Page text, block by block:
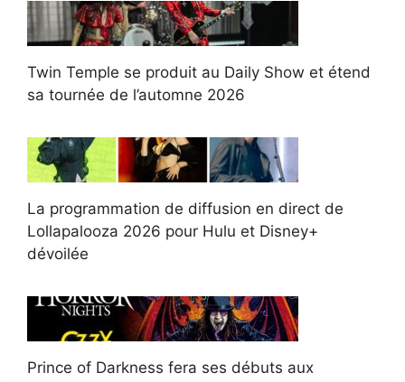
Twin Temple se produit au Daily Show et étend
sa tournée de l’automne 2026
La programmation de diffusion en direct de
Lollapalooza 2026 pour Hulu et Disney+
dévoilée
Prince of Darkness fera ses débuts aux